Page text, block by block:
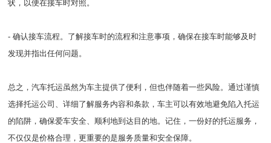
状，以便在接车时对照。
- 确认接车流程。了解接车时的流程和注意事项，确保在接车时能够及时
发现并指出任何问题。
总之，汽车托运虽然为车主提供了便利，但也伴随着一些风险。通过谨慎
选择托运公司、详细了解服务内容和条款，车主可以有效地避免陷入托运
的陷阱，确保爱车安全、顺利地到达目的地。记住，一份好的托运服务，
不仅仅是价格合理，更重要的是服务质量和安全保障。